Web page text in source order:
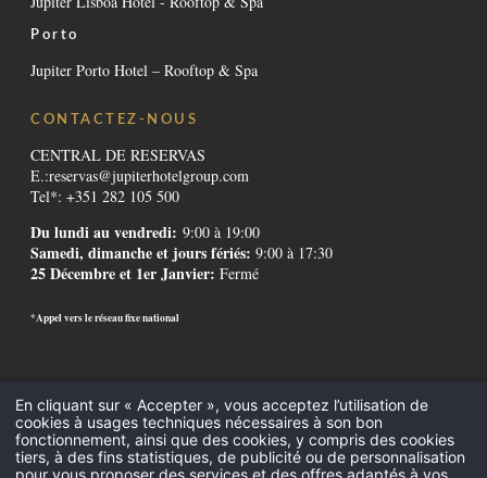
Porto
Jupiter Porto Hotel – Rooftop & Spa
CONTACTEZ-NOUS
CENTRAL DE RESERVAS
E.:reservas@jupiterhotelgroup.com
Tel*: +351 282 105 500
Du lundi au vendredi: 9:00 à 19:00
Samedi, dimanche et jours fériés: 9:00 à 17:30
25 Décembre et 1er Janvier: Fermé
*Appel vers le réseau fixe national
Denúncias-Recrutement-GDS Codes -Downloads -Mentions légales
Politique de Confidentialité-Cookies
Tout Compris-Réunions et Événements-Hôtels en Algarve-Hôtels à
En cliquant sur « Accepter », vous acceptez l’utilisation de
cookies à usages techniques nécessaires à son bon
fonctionnement, ainsi que des cookies, y compris des cookies
tiers, à des fins statistiques, de publicité ou de personnalisation
pour vous proposer des services et des offres adaptés à vos